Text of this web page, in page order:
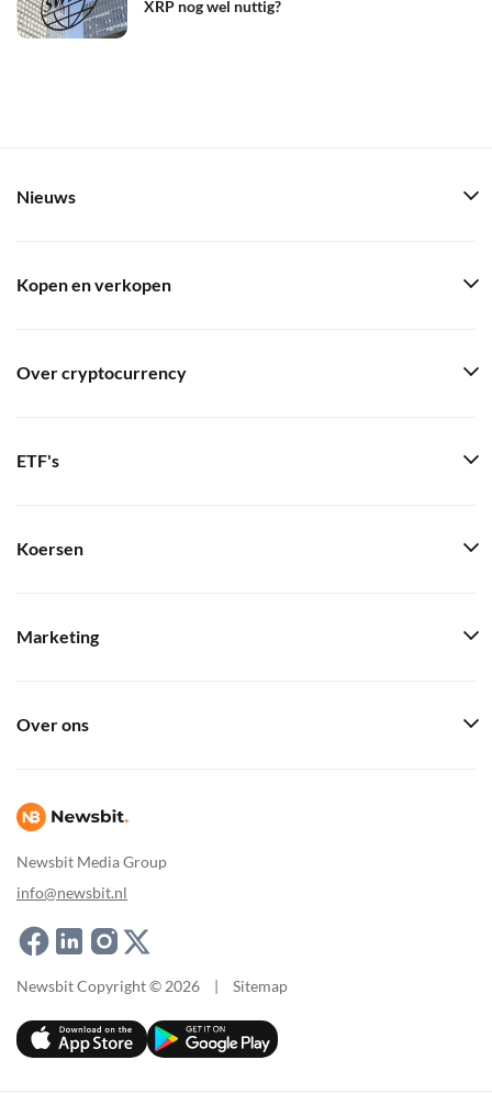
XRP nog wel nuttig?
Newsbit Media Group
info@newsbit.nl
Nieuws
Kopen en verkopen
Over cryptocurrency
ETF's
Koersen
Marketing
Over ons
Newsbit Copyright © 2026 | Sitemap